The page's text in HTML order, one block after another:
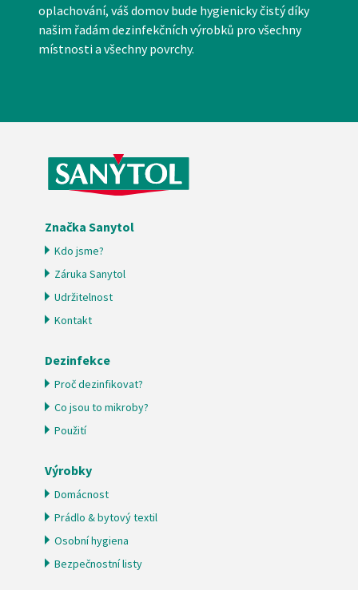
oplachování, váš domov bude hygienicky čistý díky
našim řadám dezinfekčních výrobků pro všechny
místnosti a všechny povrchy.
Značka Sanytol
Kdo jsme?
Záruka Sanytol
Udržitelnost
Kontakt
Dezinfekce
Proč dezinfikovat?
Co jsou to mikroby?
Použití
Výrobky
Domácnost
Prádlo & bytový textil
Osobní hygiena
Bezpečnostní listy